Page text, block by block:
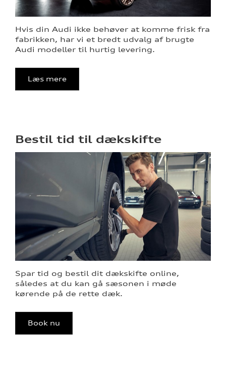
Hvis din Audi ikke behøver at komme frisk fra
fabrikken, har vi et bredt udvalg af brugte
Audi modeller til hurtig levering.
Læs mere
Bestil tid til dækskifte
Spar tid og bestil dit dækskifte online,
således at du kan gå sæsonen i møde
kørende på de rette dæk.
Book nu